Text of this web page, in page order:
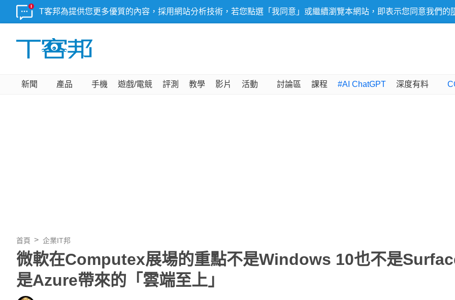
T客邦為提供您更多優質的內容，採用網站分析技術，若您點選「我同意」或繼續瀏覽本網站，即表示您同意我們的
新聞 產品 手機 遊戲/電競 評測 教學 影片 活動 討論區 課程 #AI ChatGPT 深度有料
首頁 企業IT邦
微軟在Computex展場的重點不是Windows 10也不是
是Azure帶來的「雲端至上」